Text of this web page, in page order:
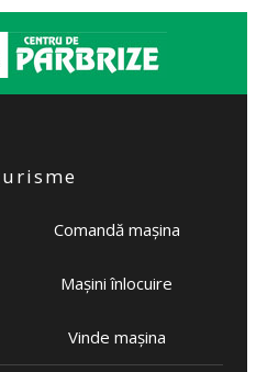
Comandă mașina
Mașini înlocuire
Vinde mașina